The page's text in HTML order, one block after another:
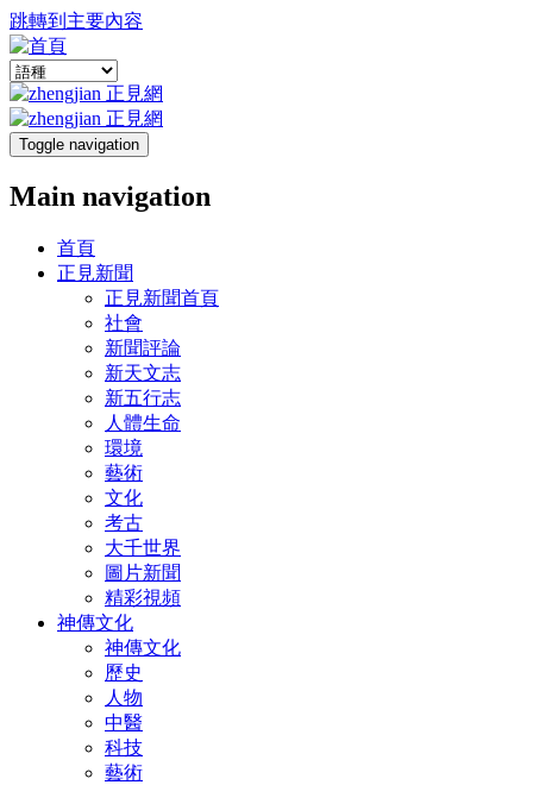
跳轉到主要內容
Toggle navigation
Main navigation
首頁
正見新聞
正見新聞首頁
社會
新聞評論
新天文志
新五行志
人體生命
環境
藝術
文化
考古
大千世界
圖片新聞
精彩視頻
神傳文化
神傳文化
歷史
人物
中醫
科技
藝術